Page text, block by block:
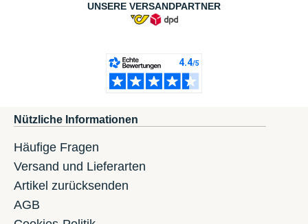
UNSERE VERSANDPARTNER
Nützliche Informationen
Häufige Fragen
Versand und Lieferarten
Artikel zurücksenden
AGB